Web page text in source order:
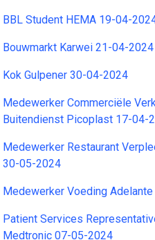
BBL Student HEMA 19-04-
Bouwmarkt Karwei 21-04-2024
Kok Gulpener 30-04-2024
Medewerker Commerciële
Buitendienst Picoplast 17-04-
Medewerker Restaurant
30-05-2024
Medewerker Voeding
Patient Services
Medtronic 07-05-2024